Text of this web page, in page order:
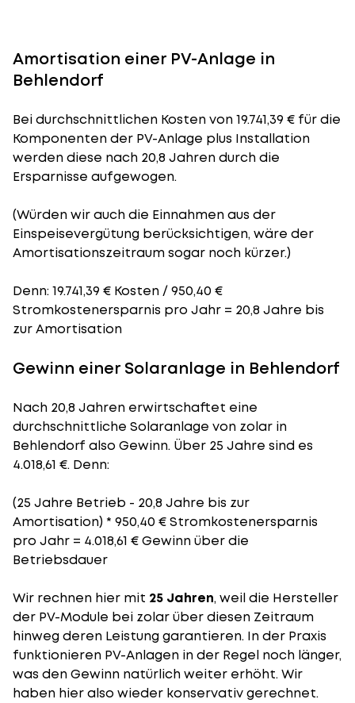
Amortisation einer PV-Anlage in
Behlendorf
Bei durchschnittlichen Kostenvon 19.741,39 € für die
Komponenten der PV-Anlage plus Installation
werden diese nach 20,8 Jahren durch die
Ersparnisse aufgewogen.
(Würden wir auch die Einnahmen aus der
Einspeisevergütung berücksichtigen, wäre der
Amortisationszeitraumsogar noch kürzer.)
Denn: 19.741,39 € Kosten / 950,40 €
Stromkostenersparnis pro Jahr = 20,8 Jahre bis
zur Amortisation
Gewinn einer Solaranlage in Behlendorf
Nach 20,8 Jahren erwirtschaftet eine
durchschnittliche Solaranlage von zolar in
Behlendorf also Gewinn. Über 25 Jahre sind es
4.018,61 €. Denn:
(25 Jahre Betrieb - 20,8 Jahre bis zur
Amortisation) * 950,40 € Stromkostenersparnis
pro Jahr = 4.018,61 € Gewinn über die
Betriebsdauer
Wir rechnen hier mit 25 Jahren, weil die Hersteller
der PV-Module bei zolar über diesen Zeitraum
hinweg deren Leistung garantieren. In der Praxis
funktionieren PV-Anlagen in der Regel noch länger,
was den Gewinn natürlich weiter erhöht. Wir
haben hier also wieder konservativ gerechnet.